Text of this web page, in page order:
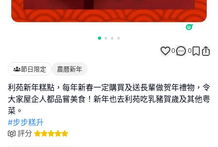
0 0
節日限定 農曆新年
利苑新年糕點，每年新春一定購買及送長輩做贺年禮物，令
大家屋企人都品嘗美食！新年也去利苑吃乳豬賀歲及其他粤
#步步糕升
評分